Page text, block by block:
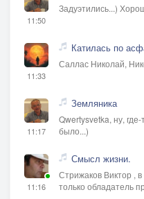
11:50
Задуэтились...)
11:33
Катилась по
Саллас Николай,
11:17
Земляника
Qwertysvetka, ну,
было...)
11:16
Смысл жизни.
Стрижаков Виктор ,
только обладатель